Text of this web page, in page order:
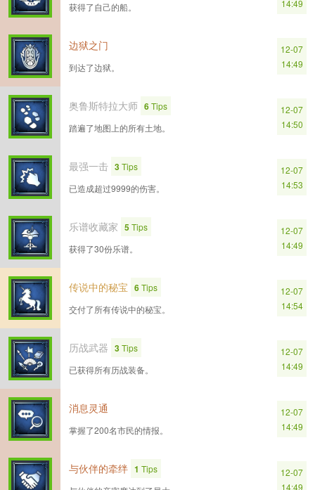
获得了自己的船。
14:49
边狱之门
到达了边狱。
12-07
14:49
奥鲁斯特拉大师 6Tips
踏遍了地图上的所有土地。
12-07
14:50
最强一击 3Tips
已造成超过9999的伤害。
12-07
14:53
乐谱收藏家 5Tips
获得了30份乐谱。
12-07
14:49
传说中的秘宝 6Tips
交付了所有传说中的秘宝。
12-07
14:54
历战武器 3Tips
已获得所有历战装备。
12-07
14:49
消息灵通
掌握了200名市民的情报。
12-07
14:49
与伙伴的牵绊 1 Tips
12-07
14:49